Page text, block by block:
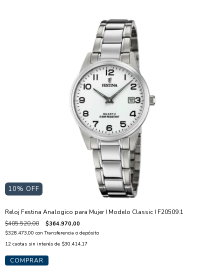
10% OFF
Reloj Festina Analogico para Mujer I Modelo Classic I F20509.1
$405.520,00 $364.970,00
$328.473,00 con Transferencia o depósito
12 cuotas sin interés de $30.414,17